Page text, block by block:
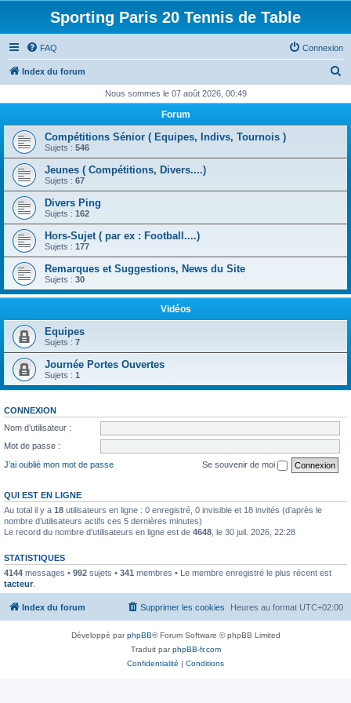
Sporting Paris 20 Tennis de Table
FAQ Connexion
Index du forum
h
Nous sommes le 07 août 2026, 00:49
Forum
Compétitions Sénior ( Equipes, Indivs, Tournois )
Sujets : 546
Jeunes ( Compétitions, Divers....)
Sujets : 67
Divers Ping
Sujets : 162
Hors-Sujet ( par ex : Football....)
Sujets : 177
Remarques et Suggestions, News du Site
Sujets : 30
Vidéos
Equipes
Sujets : 7
Journée Portes Ouvertes
Sujets : 1
CONNEXION
Nom d’utilisateur :
Mot de passe :
J’ai oublié mon mot de passe
Se souvenir de moi
QUI EST EN LIGNE
Au total il y a 18 utilisateurs en ligne : 0 enregistré, 0 invisible et 18 invités (d’après le
nombre d’utilisateurs actifs ces 5 dernières minutes)
Le record du nombre d’utilisateurs en ligne est de 4648 , le 30 juil. 2026, 22:28
STATISTIQUES
4144 messages • 992 sujets • 341 membres • Le membre enregistré le plus récent est
tacteur.
Index du forum Heures au format UTC+02:00
Supprimer les cookies
Développé parphpBB® Forum Software © phpBB Limited
Traduit parphpBB-fr.com
Confidentialité | Conditions